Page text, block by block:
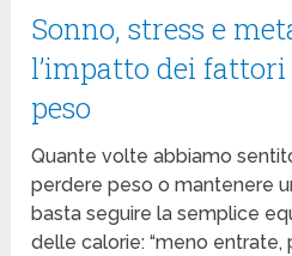
Sonno, stress e
l’impatto dei
peso
Quante volte abbiamo
perdere peso o mantenere
basta seguire la semplice
delle calorie: “meno entrate,